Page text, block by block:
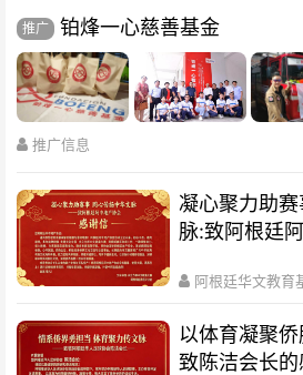
推广 铂烽一心慈善基金
推广信息
凝心聚力助
脉:致阿根廷
阿根廷华文教育
以体育凝聚
致陈洁会长